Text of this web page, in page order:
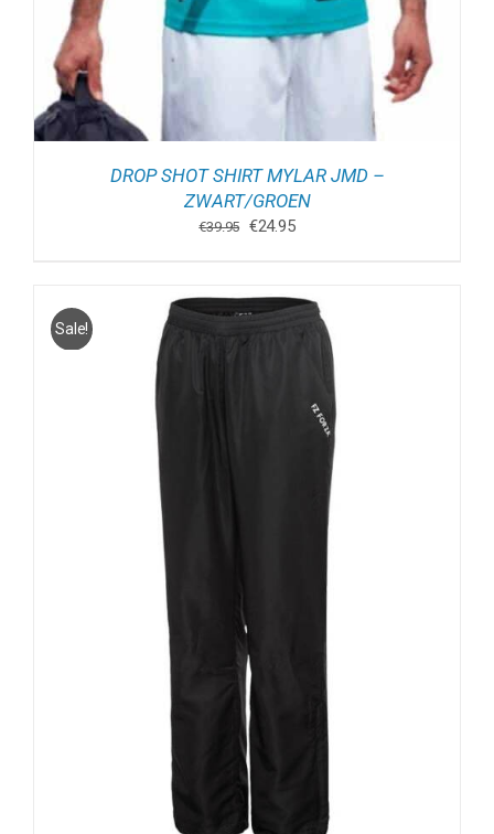
DROP SHOT SHIRT MYLAR JMD –
ZWART/GROEN
€39.95 Oorspronkelijke
€39.95.
€24.95Huidige
€24.95.
Sale!